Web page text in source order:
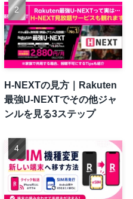
H-NEXTの見方｜Rakuten
最強U-NEXTでその他ジャ
ンルを見る3ステップ